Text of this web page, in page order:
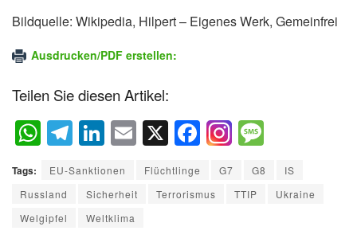
Bildquelle: Wikipedia, Hilpert– Eigenes Werk, Gemeinfrei
Ausdrucken/PDF erstellen:
Teilen Sie diesen Artikel:
W
h
at
s
A
T
el
e
gr
Li
n
k
e
dI
E
m
ail
X F
a
c
e
e
ss
a
Tags: EU-Sanktionen Flüchtlinge G7 G8
IS
Russland
Sicherheit Terrorismus TTIP
Ukraine
Welgipfel
Weltklima